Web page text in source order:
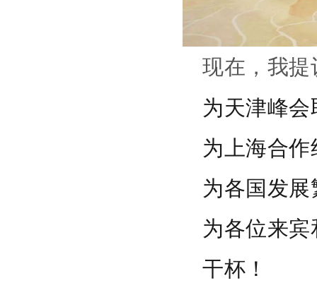
现在，我
为天津峰
为上海合
为各国发
为各位来
干杯！